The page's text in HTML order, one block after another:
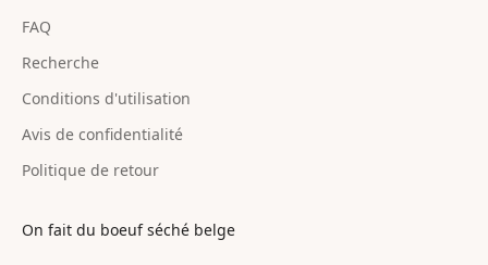
FAQ
Recherche
Conditions d'utilisation
Avis de confidentialité
Politique de retour
On fait du boeuf séché belge